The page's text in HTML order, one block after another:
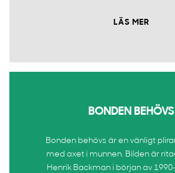
LÄS MER
BONDEN BEHÖVS
Bonden behövs är en vänligt
med axet i munnen. Bilden är
Henrik Backman i början av